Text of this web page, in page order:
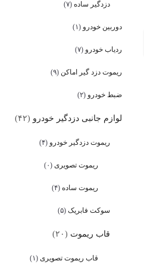
دزدگیر ساده (۷)
دوربین خودرو (۱)
ردیاب خودرو (۷)
ریموت دزد گیر اماکن (۹)
ضبط خودرو (۲)
لوازم جانبی دزدگیر خودرو (۴۲)
ریموت دزدگیر خودرو (۴)
ریموت تصویری (۰)
ریموت ساده (۴)
سوکت فابریک (۵)
قاب ریموت (۲۰)
قاب ریموت تصویری (۱)